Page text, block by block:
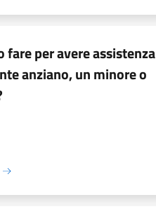
fare per avere assistenza
anziano, un minore o